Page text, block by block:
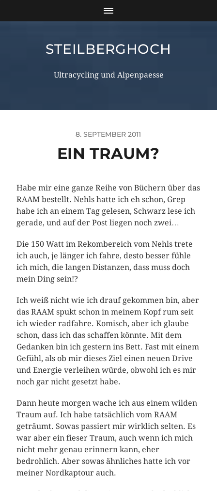
STEILBERGHOCH
Ultracycling und Alpenpaesse
8. SEPTEMBER 2011
EIN TRAUM?
Habe mir eine ganze Reihe von Büchern über das
RAAM bestellt. Nehls hatte ich eh schon, Grep
habe ich an einem Tag gelesen, Schwarz lese ich
gerade, und auf der Post liegen noch zwei…
Die 150 Watt im Rekombereich vom Nehls trete
ich auch, je länger ich fahre, desto besser fühle
ich mich, die langen Distanzen, dass muss doch
mein Ding sein!?
Ich weiß nicht wie ich drauf gekommen bin, aber
das RAAM spukt schon in meinem Kopf rum seit
ich wieder radfahre. Komisch, aber ich glaube
schon, dass ich das schaffen könnte. Mit dem
Gedanken bin ich gestern ins Bett. Fast mit einem
Gefühl, als ob mir dieses Ziel einen neuen Drive
und Energie verleihen würde, obwohl ich es mir
noch gar nicht gesetzt habe.
Dann heute morgen wache ich aus einem wilden
Traum auf. Ich habe tatsächlich vom RAAM
geträumt. Sowas passiert mir wirklich selten. Es
war aber ein fieser Traum, auch wenn ich mich
nicht mehr genau erinnern kann, eher
bedrohlich. Aber sowas ähnliches hatte ich vor
meiner Nordkaptour auch.